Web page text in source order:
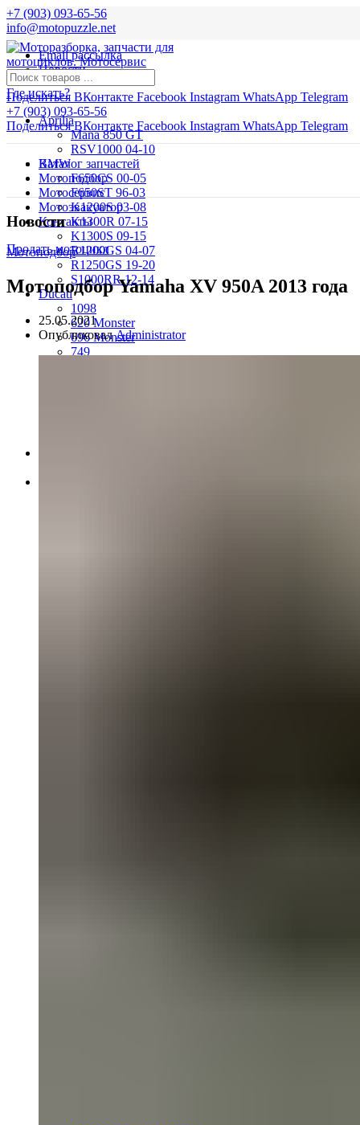
+7 (903) 093-65-56
info@motopuzzle.net
Email рассылка
Новости
Поделиться ВКонтакте Facebook Instagram WhatsApp Telegram
+7 (903) 093-65-56
Поделиться ВКонтакте Facebook Instagram WhatsApp Telegram
Где искать?
Aprilia
Mana 850 GT
RSV1000 04-10
BMW
F650CS 00-05
F650ST 96-03
K1200S 03-08
K1300R 07-15
K1300S 09-15
R1200GS 04-07
R1250GS 19-20
S1000RR 12-14
Ducati
1098
620 Monster
696 Monster
749
Каталог запчастей
Мотоподбор
Мотосервис
Мотоэвакуатор
Контакты
Продать мотоцикл
Новости
Мотоподбор
Мотоподбор Yamaha XV 950A 2013 года
25.05.2021
ОпубликовалAdministrator